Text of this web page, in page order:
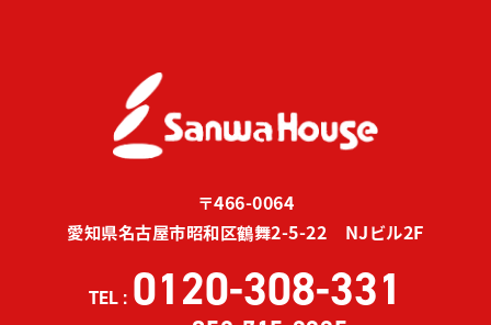
〒466-0064
愛知県名古屋市昭和区鶴舞2-5-22 NJビル2F
TEL : 0120-308-331